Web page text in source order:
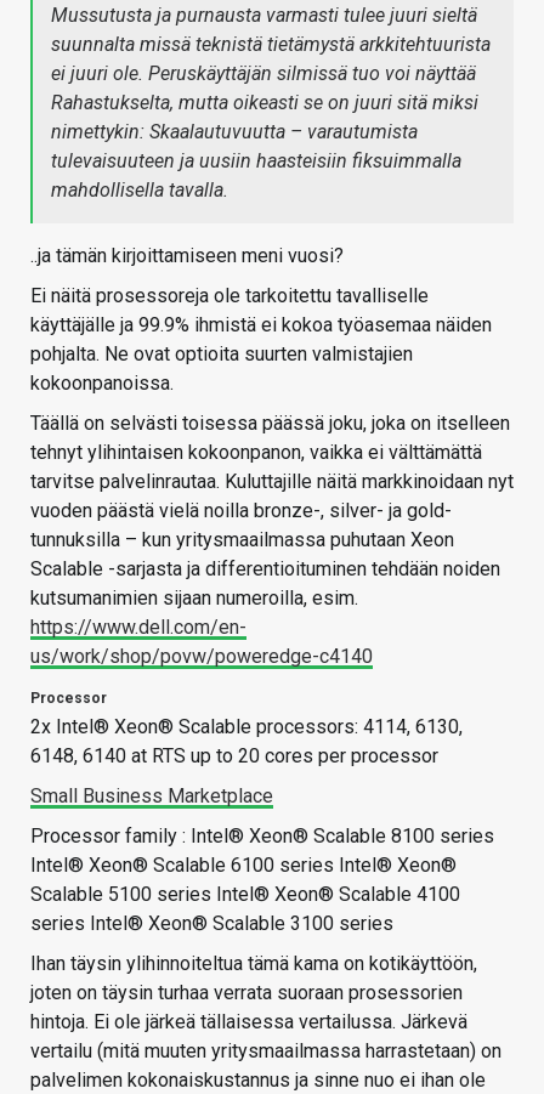
Mussutusta ja purnausta varmasti tulee juuri sieltä
suunnalta missä teknistä tietämystä arkkitehtuurista
ei juuri ole. Peruskäyttäjän silmissä tuo voi näyttää
Rahastukselta, mutta oikeasti se on juuri sitä miksi
nimettykin: Skaalautuvuutta – varautumista
tulevaisuuteen ja uusiin haasteisiin fiksuimmalla
mahdollisella tavalla.
..ja tämän kirjoittamiseen meni vuosi?
Ei näitä prosessoreja ole tarkoitettu tavalliselle
käyttäjälle ja 99.9% ihmistä ei kokoa työasemaa näiden
pohjalta. Ne ovat optioita suurten valmistajien
kokoonpanoissa.
Täällä on selvästi toisessa päässä joku, joka on itselleen
tehnyt ylihintaisen kokoonpanon, vaikka ei välttämättä
tarvitse palvelinrautaa. Kuluttajille näitä markkinoidaan nyt
vuoden päästä vielä noilla bronze-, silver- ja gold-
tunnuksilla – kun yritysmaailmassa puhutaan Xeon
Scalable -sarjasta ja differentioituminen tehdään noiden
kutsumanimien sijaan numeroilla, esim.
https://www.dell.com/en-
us/work/shop/povw/poweredge-c4140
Processor
2x Intel® Xeon® Scalable processors: 4114, 6130,
6148, 6140 at RTS up to 20 cores per processor
Small Business Marketplace
Processor family : Intel® Xeon® Scalable 8100 series
Intel® Xeon® Scalable 6100 series Intel® Xeon®
Scalable 5100 series Intel® Xeon® Scalable 4100
series Intel® Xeon® Scalable 3100 series
Ihan täysin ylihinnoiteltua tämä kama on kotikäyttöön,
joten on täysin turhaa verrata suoraan prosessorien
hintoja. Ei ole järkeä tällaisessa vertailussa. Järkevä
vertailu (mitä muuten yritysmaailmassa harrastetaan) on
palvelimen kokonaiskustannus ja sinne nuo ei ihan ole